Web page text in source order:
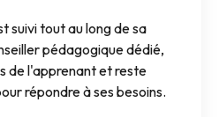
suivi tout au long de sa
pédagogique dédié,
de l'apprenant et reste
répondre à ses besoins.